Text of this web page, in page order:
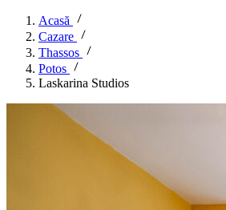
Acasă
Cazare
Thassos
Potos
Laskarina Studios